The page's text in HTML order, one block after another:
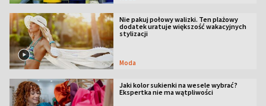
Nie pakuj połowy walizki. Ten plażowy
dodatek uratuje większość wakacyjnych
stylizacji
Moda
Jaki kolor sukienki na wesele wybrać?
Ekspertka nie ma wątpliwości